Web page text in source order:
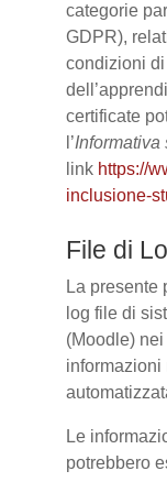
categorie
GDPR),
condizioni
certificate
l’Informativa
link https://
inclusione-
File di
La presente
log file di
(Moodle)
informazioni
Le
potrebbero